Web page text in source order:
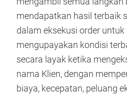
mendapatkan hasil terbaik
dalam eksekusi order
mengupayakan kondisi
secara layak ketika
nama Klien, dengan
biaya, kecepatan, peluang